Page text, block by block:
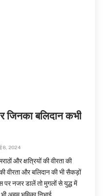
जिनका बलिदान कभी
8, 2024
और क्षत्रियों की वीरता की
वीरता और बलिदान की भी सैकड़ों
पर नजर डालें तो मुगलों से युद्ध में
अहम भूमिका निभाई...